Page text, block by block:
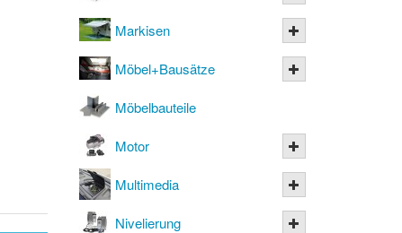
Markisen
Möbel+Bausätze
Möbelbauteile
Motor
Multimedia
Nivelierung